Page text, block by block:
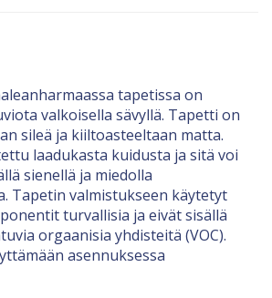
tapetissa on
valkoisella sävyllä. Tapetti on
sileä ja kiiltoasteeltaan matta.
laadukasta kuidusta ja sitä voi
sienellä ja miedolla
Tapetin valmistukseen käytetyt
turvallisia ja eivät sisällä
orgaanisia yhdisteitä (VOC).
asennuksessa